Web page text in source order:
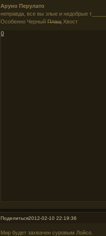
Аруно Перулато
неправда, все вы злые и недобрые
Особенно ЧерныйПлащ Хвост
0
Поделиться2012-02-10 22:19:36
Мир будет захвачен суровым Лойсо.